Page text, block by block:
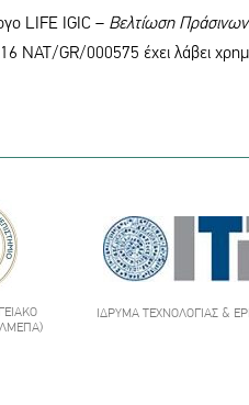
LIFE IGIC – Βελτίωση
NAT/GR/000575 έχει λάβει
ΊΔΡΥΜΑ ΤΕΧΝΟΛΟΓΊΑΣ &